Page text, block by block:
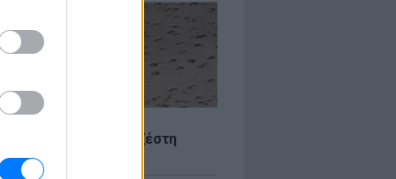
Πού θα «χτυπήσει» η ζέστη